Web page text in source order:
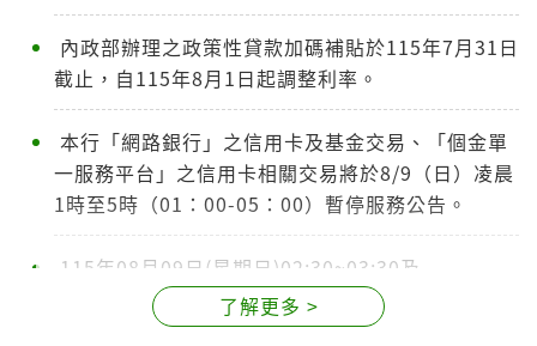
內政部辦理之政策性貸款加碼補貼於115年7月31日
截止，自115年8月1日起調整利率。
本行「網路銀行」之信用卡及基金交易、「個金單
一服務平台」之信用卡相關交易將於8/9（日）凌晨
1時至5時（01：00-05：00）暫停服務公告。
115年08月09日(星期日)02:30~03:30及
22:30~23:30、115年08月10日(星期
一)17:00~18:30、115年08月11日(星期二)
了解更多 >